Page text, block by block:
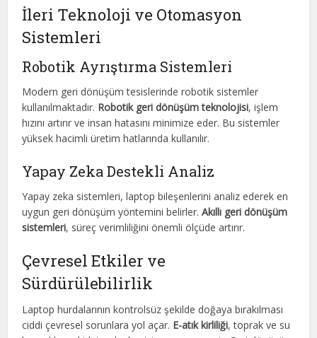
İleri Teknoloji ve Otomasyon
Sistemleri
Robotik Ayrıştırma Sistemleri
Modern geri dönüşüm tesislerinde robotik sistemler
kullanılmaktadır. Robotik geri dönüşüm teknolojisi, işlem
hızını artırır ve insan hatasını minimize eder. Bu sistemler
yüksek hacimli üretim hatlarında kullanılır.
Yapay Zeka Destekli Analiz
Yapay zeka sistemleri, laptop bileşenlerini analiz ederek en
uygun geri dönüşüm yöntemini belirler.Akıllı geri dönüşüm
sistemleri, süreç verimliliğini önemli ölçüde artırır.
Çevresel Etkiler ve
Sürdürülebilirlik
Laptop hurdalarının kontrolsüz şekilde doğaya bırakılması
ciddi çevresel sorunlara yol açar. E-atık kirliliği, toprak ve su